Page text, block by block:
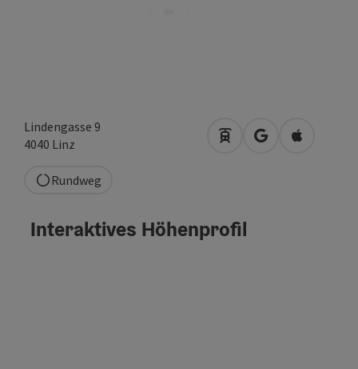
Lindengasse 9
4040 Linz Anreise mitin Google Maps
in Apple
Rundweg
Interaktives Höhenprofil